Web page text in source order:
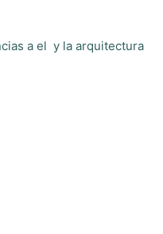
a el y la arquitectura